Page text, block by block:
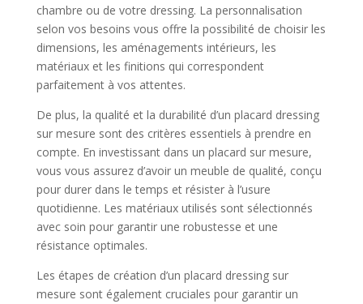
chambre ou de votre dressing. La personnalisation
selon vos besoins vous offre la possibilité de choisir les
dimensions, les aménagements intérieurs, les
matériaux et les finitions qui correspondent
parfaitement à vos attentes.
De plus, la qualité et la durabilité d’un placard dressing
sur mesure sont des critères essentiels à prendre en
compte. En investissant dans un placard sur mesure,
vous vous assurez d’avoir un meuble de qualité, conçu
pour durer dans le temps et résister à l’usure
quotidienne. Les matériaux utilisés sont sélectionnés
avec soin pour garantir une robustesse et une
résistance optimales.
Les étapes de création d’un placard dressing sur
mesure sont également cruciales pour garantir un